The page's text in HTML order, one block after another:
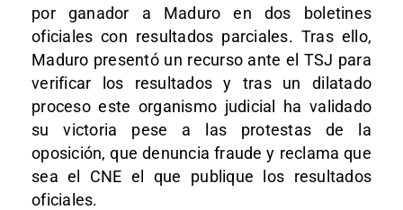
por ganador a Maduro en dos boletines
oficiales con resultados parciales. Tras ello,
Maduro presentó un recurso ante el TSJ para
verificar los resultados y tras un dilatado
proceso este organismo judicial ha validado
su victoria pese a las protestas de la
oposición, que denuncia fraude y reclama que
sea el CNE el que publique los resultados
oficiales.